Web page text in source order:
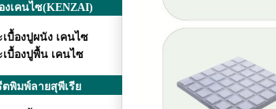
งเคนไซ(KENZAI)
เบื้องปูผนัง เคนไซ
เบื้องปูพื้น เคนไซ
พิมพ์ลายสุพีเรีย